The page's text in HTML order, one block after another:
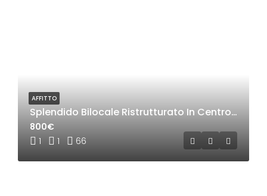
Splendido Bilocale Ristrutturato In Centro a Rho
1 1 66
800€
AFFITTO